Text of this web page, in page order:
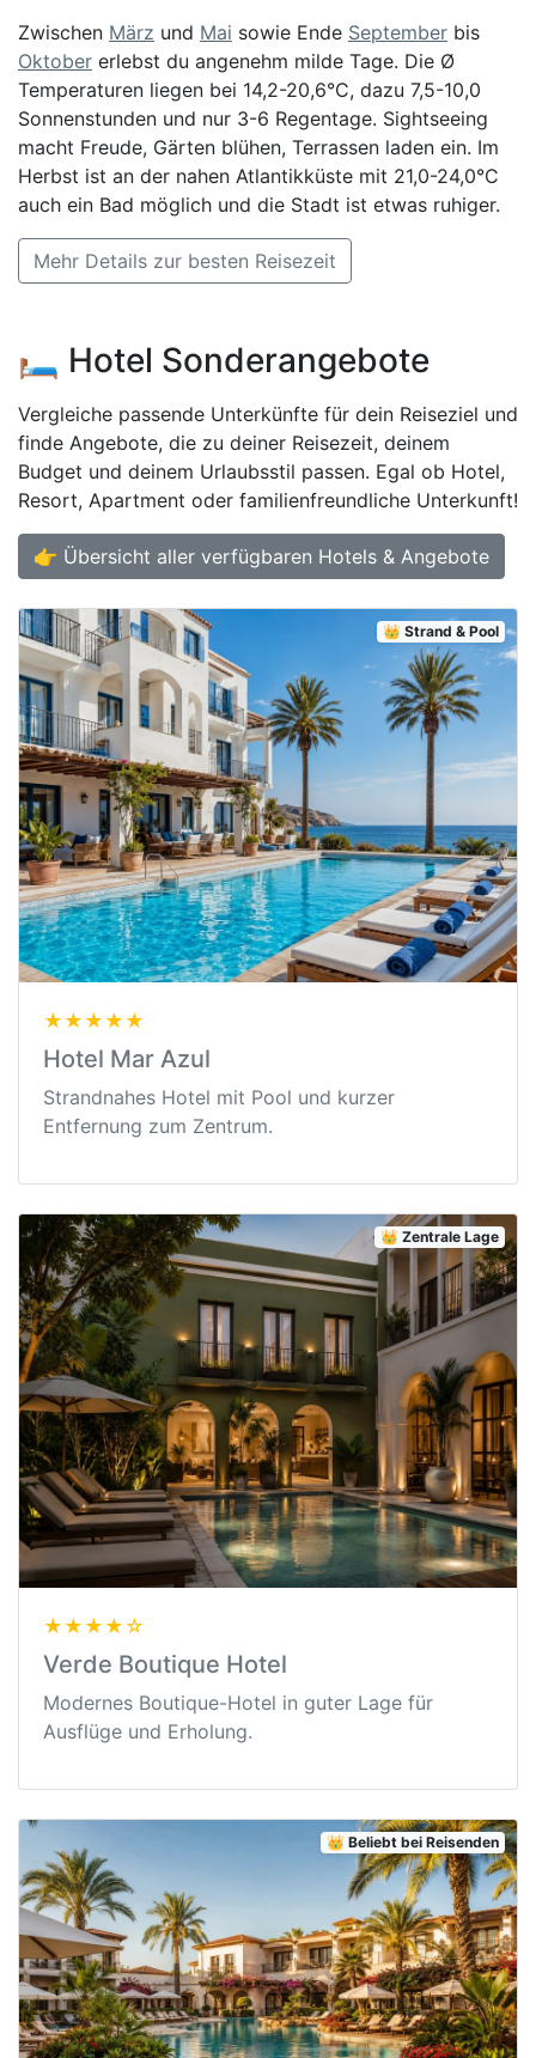
Zwischen März und Mai sowie Ende September bis
Oktober erlebst du angenehm milde Tage. Die Ø
Temperaturen liegen bei 14,2-20,6°C, dazu 7,5-10,0
Sonnenstunden und nur 3-6 Regentage. Sightseeing
macht Freude, Gärten blühen, Terrassen laden ein. Im
Herbst ist an der nahen Atlantikküste mit 21,0-24,0°C
auch ein Bad möglich und die Stadt ist etwas ruhiger.
Mehr Details zur besten Reisezeit
🛏️ Hotel Sonderangebote
Vergleiche passende Unterkünfte für dein Reiseziel und
finde Angebote, die zu deiner Reisezeit, deinem
Budget und deinem Urlaubsstil passen. Egal ob Hotel,
Resort, Apartment oder familienfreundliche Unterkunft!
👉 Übersicht aller verfügbaren Hotels & Angebote
👑 Strand & Pool
★★★★★
Hotel Mar Azul
Strandnahes Hotel mit Pool und kurzer
Entfernung zum Zentrum.
👑 Zentrale Lage
★★★★☆
Verde Boutique Hotel
Modernes Boutique-Hotel in guter Lage für
Ausflüge und Erholung.
👑 Beliebt bei Reisenden